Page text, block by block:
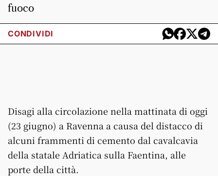
fuoco
CONDIVIDI
Disagi alla circolazione nella mattinata di oggi
(23 giugno) a Ravenna a causa del distacco di
alcuni frammenti di cemento dal cavalcavia
della statale Adriatica sulla Faentina, alle
porte della città.